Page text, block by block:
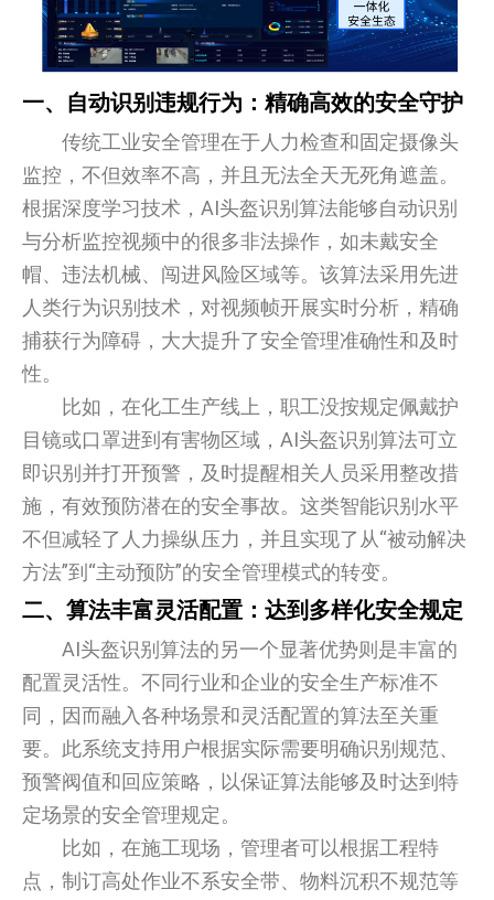
一、自动识别违规行为：精确高效的安全守护
传统工业安全管理在于人力检查和固定摄像头
监控，不但效率不高，并且无法全天无死角遮盖。
根据深度学习技术，AI头盔识别算法能够自动识别
与分析监控视频中的很多非法操作，如未戴安全
帽、违法机械、闯进风险区域等。该算法采用先进
人类行为识别技术，对视频帧开展实时分析，精确
捕获行为障碍，大大提升了安全管理准确性和及时
性。
比如，在化工生产线上，职工没按规定佩戴护
目镜或口罩进到有害物区域，AI头盔识别算法可立
即识别并打开预警，及时提醒相关人员采用整改措
施，有效预防潜在的安全事故。这类智能识别水平
不但减轻了人力操纵压力，并且实现了从“被动解决
方法”到“主动预防”的安全管理模式的转变。
二、算法丰富灵活配置：达到多样化安全规定
AI头盔识别算法的另一个显著优势则是丰富的
配置灵活性。不同行业和企业的安全生产标准不
同，因而融入各种场景和灵活配置的算法至关重
要。此系统支持用户根据实际需要明确识别规范、
预警阀值和回应策略，以保证算法能够及时达到特
定场景的安全管理规定。
比如，在施工现场，管理者可以根据工程特
点，制订高处作业不系安全带、物料沉积不规范等